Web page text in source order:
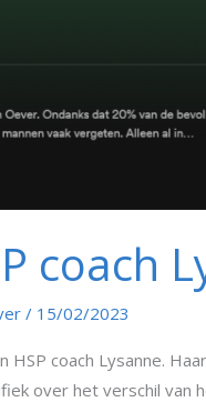
coach
/ 15/02/2023
coach Lysanne.
over het verschil